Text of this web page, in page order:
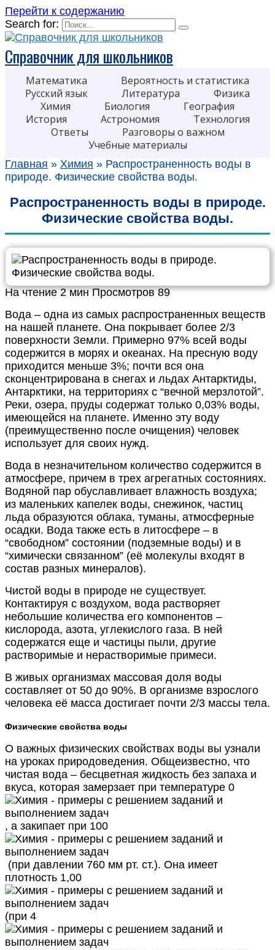
Перейти к содержанию
Search for:
Справочник для школьников
Математика
Вероятность и статистика
Русский язык
Литература
Физика
Химия
Биология
География
История
Астрономия
Технология
Ответы
Разговоры о важном
Учебные материалы
Главная » Химия » Распространенность воды в
природе. Физические свойства воды.
Распространенность воды в природе.
Физические свойства воды.
На чтение2 мин Просмотров 89
Вода – одна из самых распространенных веществ
на нашей планете. Она покрывает более 2/3
поверхности Земли. Примерно 97% всей воды
содержится в морях и океанах. На пресную воду
приходится меньше 3%; почти вся она
сконцентрирована в снегах и льдах Антарктиды,
Антарктики, на территориях с “вечной мерзлотой”.
Реки, озера, пруды содержат только 0,03% воды,
имеющейся на планете. Именно эту воду
(преимущественно после очищения) человек
использует для своих нужд.
Вода в незначительном количество содержится в
атмосфере, причем в трех агрегатных состояниях.
Водяной пар обуславливает влажность воздуха;
из маленьких капелек воды, снежинок, частиц
льда образуются облака, туманы, атмосферные
осадки. Вода также есть в литосфере – в
“свободном” состоянии (подземные воды) и в
“химически связанном” (её молекулы входят в
состав разных минералов).
Чистой воды в природе не существует.
Контактируя с воздухом, вода растворяет
небольшие количества его компонентов –
кислорода, азота, углекислого газа. В ней
содержатся еще и частицы пыли, другие
растворимые и нерастворимые примеси.
В живых организмах массовая доля воды
составляет от 50 до 90%. В организме взрослого
человека её масса достигает почти 2/3 массы тела.
Физические свойства воды
О важных физических свойствах воды вы узнали
на уроках природоведения. Общеизвестно, что
чистая вода – бесцветная жидкость без запаха и
вкуса, которая замерзает при температуре 0
, а закипает при 100
(при давлении 760 мм рт. ст.). Она имеет
плотность 1,00
(при 4